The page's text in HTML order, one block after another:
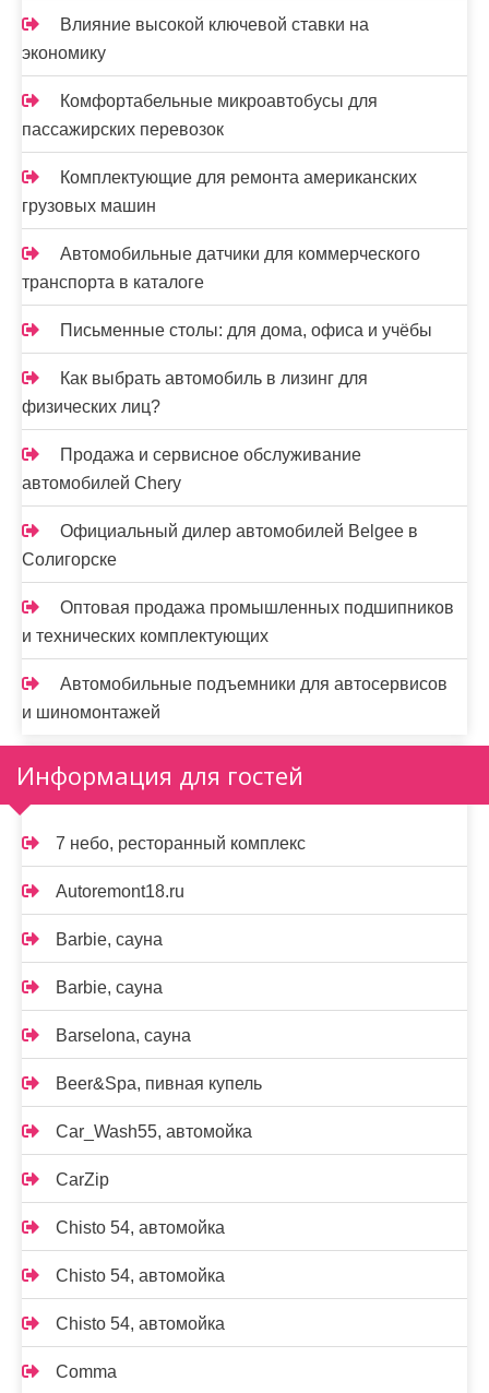
Влияние высокой ключевой ставки на
экономику
Комфортабельные микроавтобусы для
пассажирских перевозок
Комплектующие для ремонта американских
грузовых машин
Автомобильные датчики для коммерческого
транспорта в каталоге
Письменные столы: для дома, офиса и учёбы
Как выбрать автомобиль в лизинг для
физических лиц?
Продажа и сервисное обслуживание
автомобилей Chery
Официальный дилер автомобилей Belgee в
Солигорске
Оптовая продажа промышленных подшипников
и технических комплектующих
Автомобильные подъемники для автосервисов
и шиномонтажей
Информация для гостей
7 небо, ресторанный комплекс
Autoremont18.ru
Barbie, сауна
Barbie, сауна
Barselona, сауна
Beer&Spa, пивная купель
Car_Wash55, автомойка
CarZip
Chisto 54, автомойка
Chisto 54, автомойка
Chisto 54, автомойка
Comma